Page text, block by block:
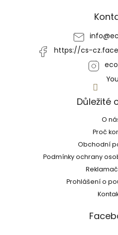
info@
https://cs-
Důležité
O
Proč
Obchodní
Podmínky ochrany
Prohlášení o